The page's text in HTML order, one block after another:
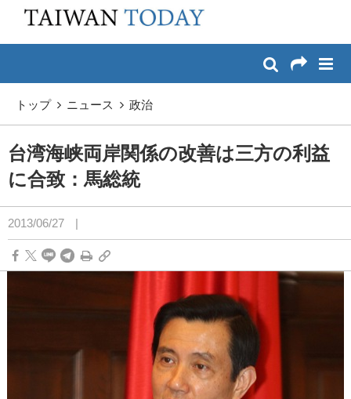
メイン コンテンツへスキップ
トップ ニュース 政治
台湾海峡両岸関係の改善は三方の利益
に合致：馬総統
2013/06/27 |